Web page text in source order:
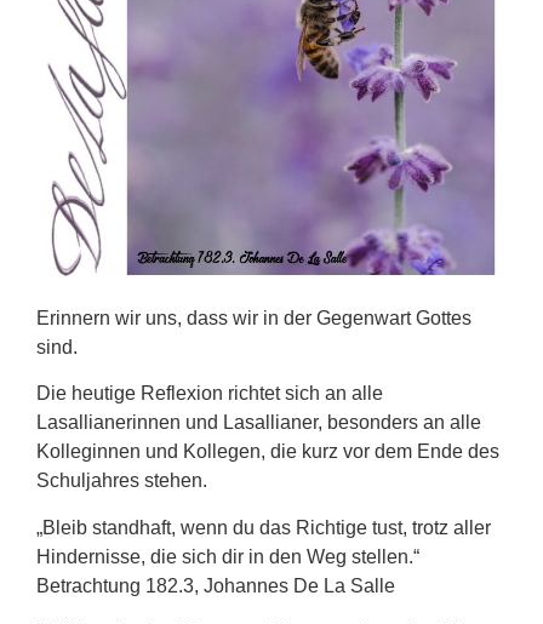
Erinnern wir uns, dass wir in der Gegenwart Gottes
sind.
Die heutige Reflexion richtet sich an alle
Lasallianerinnen und Lasallianer, besonders an alle
Kolleginnen und Kollegen, die kurz vor dem Ende des
Schuljahres stehen.
„Bleib standhaft, wenn du das Richtige tust, trotz aller
Hindernisse, die sich dir in den Weg stellen.“
Betrachtung 182.3, Johannes De La Salle